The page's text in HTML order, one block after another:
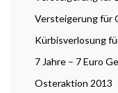
Versteigerung für
Kürbisverlosung
7 Jahre – 7 Euro
Osteraktion 2013